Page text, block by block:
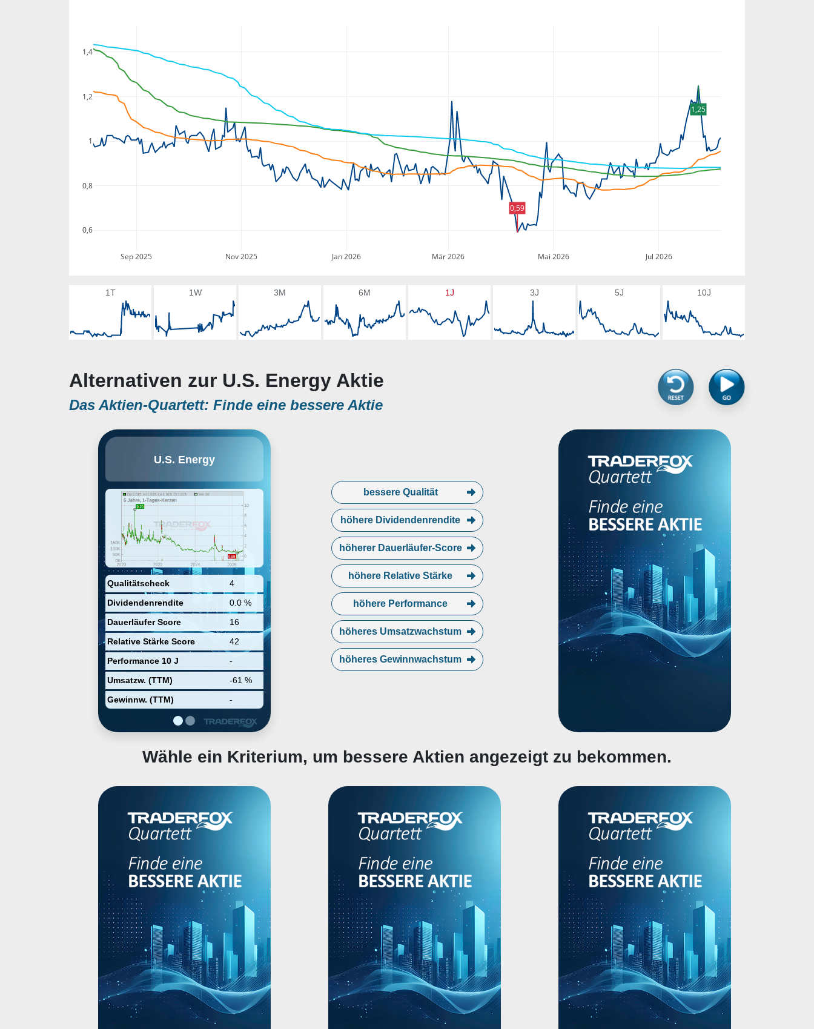
Sep 2025 Nov 2025 Jan 2026 Mär 2026 Mai 2026 Jul 2026
0,6
0,8
1
1,2
1,4
1,25
0,59
1T 1W 3M 6M 1J 3J 5J 10J
Alternativen zur U.S. Energy Aktie
Das Aktien-Quartett: Finde eine bessere Aktie
U.S. Energy
Qualitätscheck
4
Dividendenrendite
0.0 %
Dauerläufer Score
16
Relative Stärke Score
42
Performance 10 J
-
Umsatzw. (TTM)
-61 %
Gewinnw. (TTM)
-
acquisition and development of
operates in Rockis, Mid Con,
South Texas, and West Texas. The
company was founded on January
26, 1966 and is headquartered in
Houston, TX.
bessere Qualität
höhere Dividendenrendite
höherer Dauerläufer-Score
höhere Relative Stärke
höhere Performance
höheres Umsatzwachstum
höheres Gewinnwachstum
Wähle ein Kriterium, um bessere Aktien angezeigt zu bekommen.